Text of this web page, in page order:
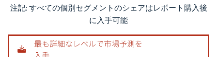
画像 © Mordor Intelligence。再利用にはCC BY 4.0の表示が必要です。
注記: すべての個別セグメントのシェアはレポート購入後
に入手可能